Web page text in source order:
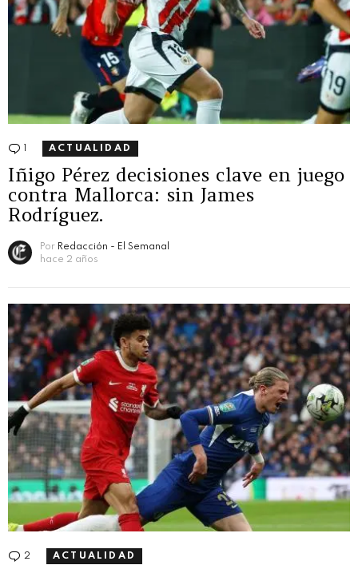
Comentario
ACTUALIDAD
Iñigo Pérez decisiones clave en juego
contra Mallorca: sin James
Rodríguez.
Por Redacción - El Semanal
hace 2 años
2 Comentarios
ACTUALIDAD